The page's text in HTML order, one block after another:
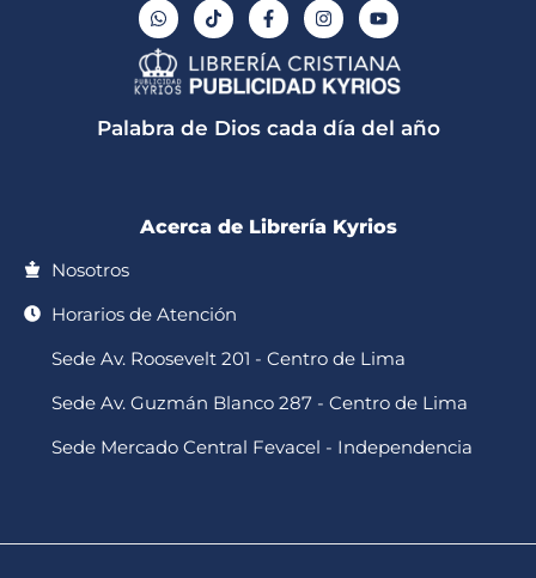
W
h
a
t
s
a
p
T
i
k
t
o
k
F
a
c
e
b
o
k
I
n
s
t
a
g
a
Y
o
u
t
u
b
Palabra de Dios cada día del año
Acerca de Librería Kyrios
Nosotros
Horarios de Atención
Sede Av. Roosevelt 201 - Centro de Lima
Sede Av. Guzmán Blanco 287 - Centro de Lima
Sede Mercado Central Fevacel - Independencia